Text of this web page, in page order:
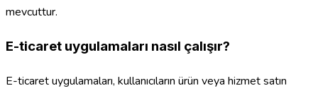
mevcuttur.
E-ticaret uygulamaları nasıl çalışır?
E-ticaret uygulamaları, kullanıcıların ürün veya hizmet satın